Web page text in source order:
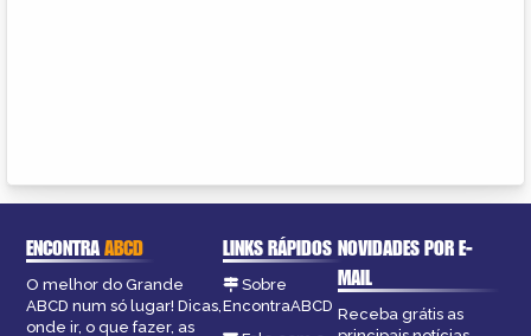
ENCONTRAABCD
O melhor do Grande
ABCD num só lugar! Dicas,
onde ir, o que fazer, as
LINKS RÁPIDOS
Sobre
EncontraABCD
NOVIDADES POR E-
MAIL
Receba grátis as